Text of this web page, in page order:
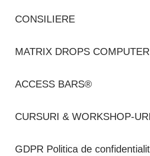
CONSILIERE
MATRIX DROPS COMPUTER
ACCESS BARS®
CURSURI & WORKSHOP-URI
GDPR Politica de